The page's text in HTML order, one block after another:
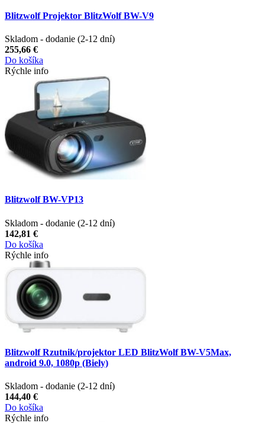
Blitzwolf Projektor BlitzWolf BW-V9
Skladom - dodanie (2-12 dní)
255,66 €
Do košíka
Rýchle info
Blitzwolf BW-VP13
Skladom - dodanie (2-12 dní)
142,81 €
Do košíka
Rýchle info
Blitzwolf Rzutnik/projektor LED BlitzWolf BW-V5Max,
android 9.0, 1080p (Biely)
Skladom - dodanie (2-12 dní)
144,40 €
Do košíka
Rýchle info